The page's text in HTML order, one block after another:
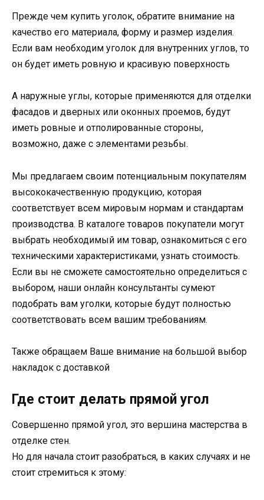
Прежде чем купить уголок, обратите внимание на
качество его материала, форму и размер изделия.
Если вам необходим уголок для внутренних углов, то
он будет иметь ровную и красивую поверхность
А наружные углы, которые применяются для отделки
фасадов и дверных или оконных проемов, будут
иметь ровные и отполированные стороны,
возможно, даже с элементами резьбы.
Мы предлагаем своим потенциальным покупателям
высококачественную продукцию, которая
соответствует всем мировым нормам и стандартам
производства. В каталоге товаров покупатели могут
выбрать необходимый им товар, ознакомиться с его
техническими характеристиками, узнать стоимость.
Если вы не сможете самостоятельно определиться с
выбором, наши онлайн консультанты сумеют
подобрать вам уголки, которые будут полностью
соответствовать всем вашим требованиям.
Также обращаем Ваше внимание на большой выбор
накладок с доставкой
Где стоит делать прямой угол
Совершенно прямой угол, это вершина мастерства в
отделке стен.
Но для начала стоит разобраться, в каких случаях и не
стоит стремиться к этому: